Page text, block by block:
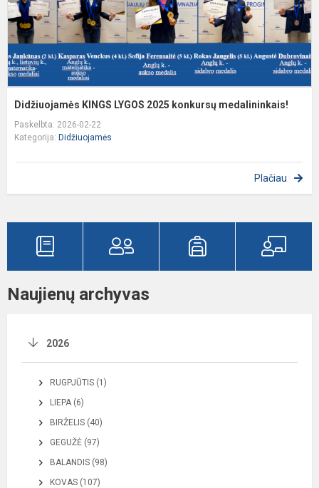
Didžiuojamės KINGS LYGOS 2025 konkursų medalininkais!
Paskelbta: 2026-02-22
Kategorija: Didžiuojamės
Plačiau
Naujienų archyvas
2026
RUGPJŪTIS (1)
LIEPA (6)
BIRŽELIS (40)
GEGUŽĖ (97)
BALANDIS (98)
KOVAS (107)